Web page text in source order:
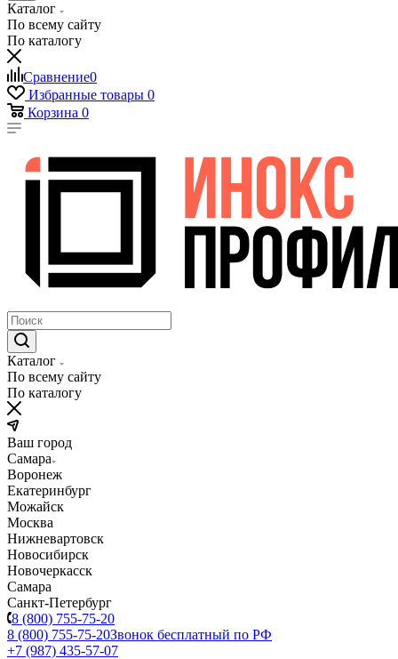
Каталог
По всему сайту
По каталогу
Сравнение0
Избранные товары 0
Корзина 0
Каталог
По всему сайту
По каталогу
Ваш город
Самара
Воронеж
Екатеринбург
Можайск
Москва
Нижневартовск
Новосибирск
Новочеркасск
Самара
Санкт-Петербург
8 (800) 755-75-20
8 (800) 755-75-20Звонок бесплатный по РФ
+7 (987) 435-57-07